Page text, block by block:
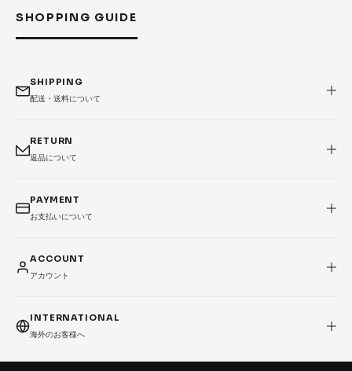
SHOPPING GUIDE
SHIPPING
配送・送料について
RETURN
返品について
PAYMENT
お支払いについて
ACCOUNT
アカウント
INTERNATIONAL
海外のお客様へ